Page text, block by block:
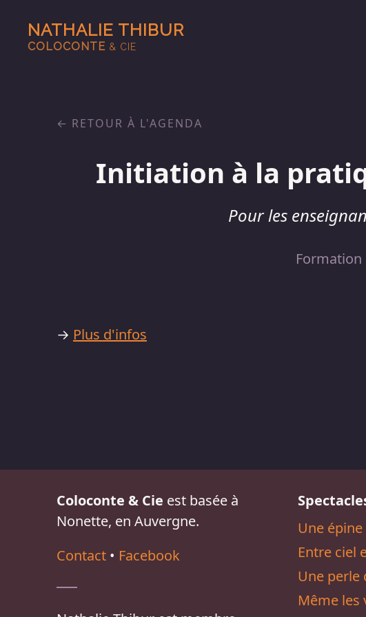
NATHALIE THIBUR
COLOCONTE & CIE
Initiation à la
Pour les
Formation
RETOUR À L'AGENDA
→ Plus d'infos
Coloconte & Cie est basée à
Nonette, en Auvergne.
Contact • Facebook
Une
Entre ciel
Une perle
Même